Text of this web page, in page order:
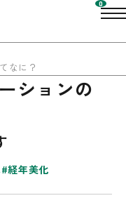
なに？
ションの
経年美化